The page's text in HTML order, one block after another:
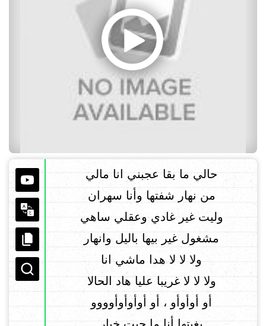
حالي ما بقا عجبني انا مالي
من نهار شفتها وأنا سهران
وليت غير غادي وعقلي ساهي
مشغول غير بيها باليل وانهار
ولا لا لا هدا ماشي انا
ولا لا لا غريبا عليا هاد الحالا
أو أوأوأو ، أو أوأوأوأوووو